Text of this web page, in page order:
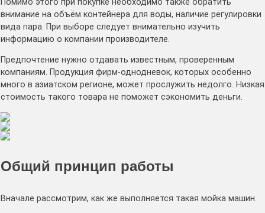
Помимо этого при покупке необходимо также обратить
внимание на объём контейнера для воды, наличие регулировки
вида пара. При выборе следует внимательно изучить
информацию о компании производителе.
Предпочтение нужно отдавать известным, проверенным
компаниям. Продукция фирм-однодневок, которых особенно
много в азиатском регионе, может прослужить недолго. Низкая
стоимость такого товара не поможет сэкономить деньги.
Общий принцип работы
Вначале рассмотрим, как же выполняется такая мойка машин.